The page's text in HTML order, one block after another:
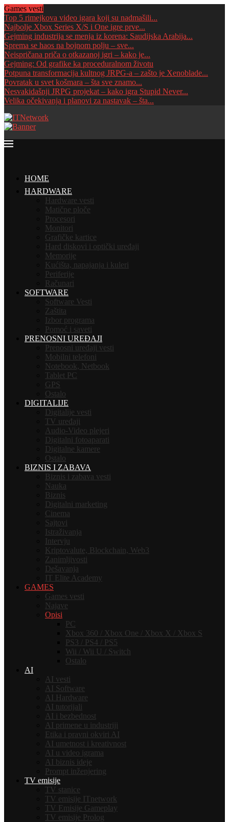
Games vesti
Top 5 rimejkova video igara koji su nadmašili...
Najbolje Xbox Series X/S i One igre prve...
Gejming industrija se menja iz korena: Saudijska Arabija...
Sprema se haos na bojnom polju – sve...
Neispričana priča o otkazanoj igri – kako je...
Gejming: Od grafike ka proceduralnom životu
Potpuna transformacija kultnog JRPG-a – zašto je Xenoblade...
Povratak u svet košmara – šta sve znamo...
Nesvakidašnji JRPG projekat – kako igra Stupid Never...
Velika očekivanja i planovi za nastavak – šta...
HOME
HARDWARE
Hardware vesti
Matične ploče
Procesori
Monitori
Grafičke kartice
Hard diskovi i optički uređaji
Memorije
Kućišta, napajanja i kuleri
Periferije
Računari
SOFTWARE
Software Vesti
Zaštita
Izbor programa
Pomoć i saveti
PRENOSNI UREĐAJI
Prenosni uređaji vesti
Mobilni telefoni
Notebook, Netbook
Tablet PC
GPS
Ostalo
DIGITALIJE
Digitalije vesti
TV uređaji
Audio-Video plejeri
Digitalni fotoaparati
Digitalne kamere
Ostalo
BIZNIS I ZABAVA
Biznis i zabava vesti
Nauka
Biznis
Digitalni marketing
Cinema
Sajtovi
Istraživanja
Intervju
Kriptovalute, Blockchain, Web3
Zanimljivosti
Dešavanja
IT Elite Academy
GAMES
Games vesti
Najave
Opisi
PC
Xbox 360 / Xbox One / Xbox X / Xbox S
PS3 / PS4 / PS5
Wii / Wii U / Switch
Ostalo
AI
AI vesti
AI Software
AI Hardware
AI tutorijali
AI i bezbednost
AI primene u industriji
Etika i pravni okviri AI
AI umetnost i kreativnost
AI u video igrama
AI biznis ideje
Prompt inženjering
TV emisije
TV stanice
TV emisije ITnetwork
TV Emisije Gameplay
TV emisije Prolog